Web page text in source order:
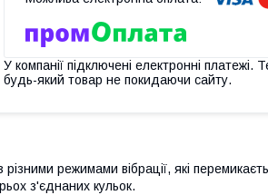
У компанії підключені електронні платежі.
будь-який товар не покидаючи сайту.
режимами вібрації, які
з'єднаних кульок.